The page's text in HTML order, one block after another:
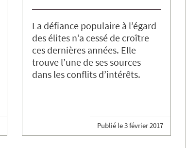
La défiance populaire à l’égard
des élites n’a cessé de croître
ces dernières années. Elle
trouve l’une de ses sources
dans les conflits d’intérêts.
Publié le3 février 2017